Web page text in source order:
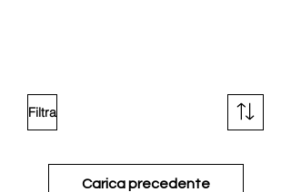
Filtra
Carica precedente